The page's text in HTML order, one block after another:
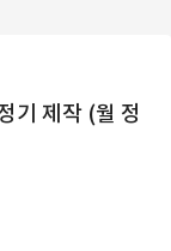
기 제작 (월 정